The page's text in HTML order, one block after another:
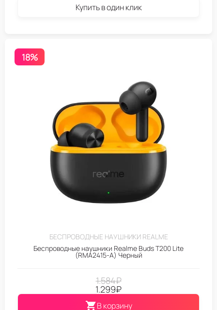
Купить в один клик
18%
БЕСПРОВОДНЫЕ НАУШНИКИ REALME
Беспроводные наушники Realme Buds T200 Lite
(RMA2415-A) Черный
1.584₽
1.299₽
В корзину